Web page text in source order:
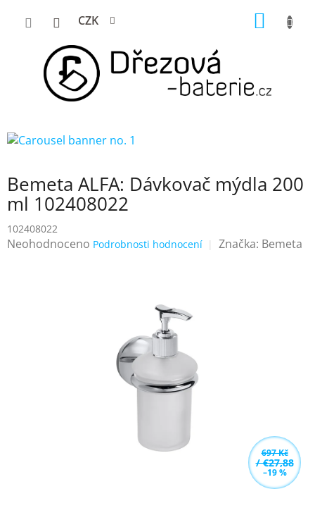
CZK
Bemeta ALFA: Dávkovač mýdla 200
ml 102408022
102408022
Průměrné
Neohodnoceno Podrobnosti hodnocení Značka: Bemeta
697 Kč
/ €27,88
–19 %